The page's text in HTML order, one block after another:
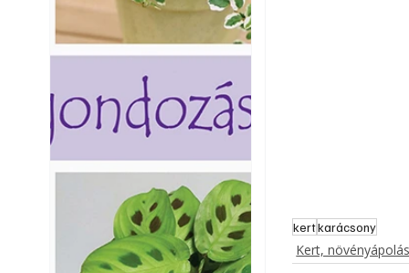
kertkarácsony
Kert, növényápolás